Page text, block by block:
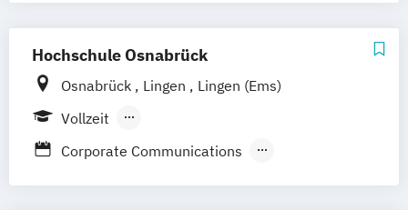
Digitales Marketing
Sportjournalismus & Sportmarketing
Hochschule Osnabrück
Osnabrück Lingen
Lingen (Ems)
Vollzeit
Berufsbegleitendes Präsenzstudium
Corporate Communications